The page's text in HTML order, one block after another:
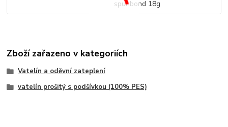
spunbond 18g
Zboží zařazeno v kategoriích
Vatelín a oděvní zateplení
vatelín prošitý s podšívkou (100% PES)